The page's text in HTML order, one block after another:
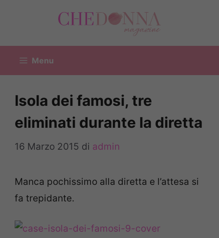
Menu
Isola dei famosi, tre
eliminati durante la diretta
16 Marzo 2015 di admin
Manca pochissimo alla diretta e l’attesa si
fa trepidante.